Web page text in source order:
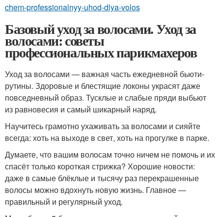
chem-professionalnyy-uhod-dlya-volos
Базовый уход за волосами. Уход за
волосами: советы
профессиональных парикмахеров
Уход за волосами — важная часть ежедневной бьюти-
рутины. Здоровые и блестящие локоны украсят даже
повседневный образ. Тусклые и слабые пряди выбьют
из равновесия и самый шикарный наряд.
Научитесь грамотно ухаживать за волосами и сияйте
всегда: хоть на выходе в свет, хоть на прогулке в парке.
Думаете, что вашим волосам точно ничем не помочь и их
спасёт только короткая стрижка? Хорошие новости:
даже в самые блёклые и тысячу раз перекрашенные
волосы можно вдохнуть новую жизнь. Главное —
правильный и регулярный уход.